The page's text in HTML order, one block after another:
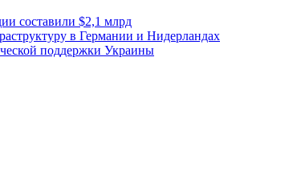
составили $2,1 млрд
в Германии и Нидерландах
поддержки Украины